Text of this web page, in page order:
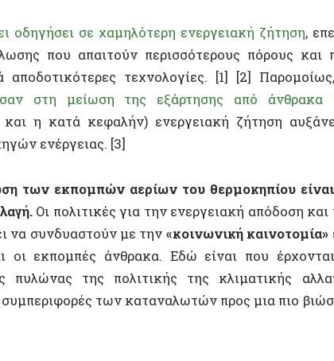
εκπομπών αερίων του θερμοκηπίου είναι να
πολιτικές για την ενεργειακή απόδοση και την
με την
«κοινωνική καινοτομία»εάν
άνθρακα. Εδώ είναι που έρχονται οι
της πολιτικής της κλιματικής αλλαγής
των καταναλωτών προς μια πιο βιώσιμη
για την επίτευξη αλλαγής συμπεριφοράς
μπορούν να κατηγοριοποιηθούν ως «καρότα,
κίνητρα (όπως επιχορηγήσεις για
πρότυπα και κανονισμοί (όπως κωδικοί
(πιο λεπτομερείς λογαριασμοί